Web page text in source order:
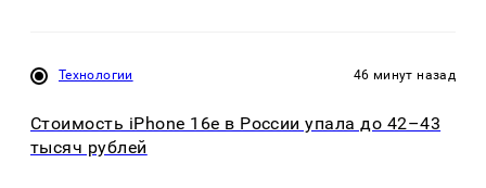
Технологии 46 минут назад
Стоимость iPhone 16e в России упала до 42–43
тысяч рублей